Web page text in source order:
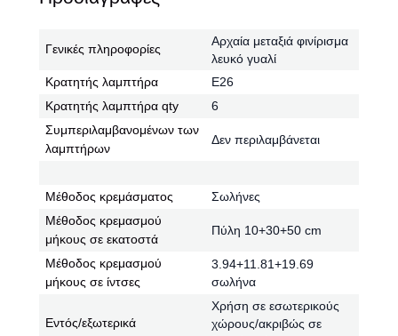
Γενικές πληροφορίες
Αρχαία μεταξιά φινίρισμα
λευκό γυαλί
Κρατητής λαμπτήρα
Ε26
Κρατητής λαμπτήρα qty
6
Συμπεριλαμβανομένων των
λαμπτήρων
Δεν περιλαμβάνεται
Μέθοδος κρεμάσματος
Σωλήνες
Μέθοδος κρεμασμού
μήκους σε εκατοστά
Πύλη 10+30+50 cm
Μέθοδος κρεμασμού
μήκους σε ίντσες
3.94+11.81+19.69
σωλήνα
Εντός/εξωτερικά
Χρήση σε εσωτερικούς
χώρους/ακριβώς σε